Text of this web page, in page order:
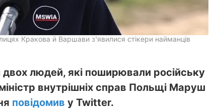
Кракова й Варшави з'явилися стікери найманців
людей, які поширювали російську
внутрішніх справ Польщі Маруш
повідомив у Twitter.